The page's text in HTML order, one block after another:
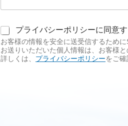
同
意
事
項
プライバシーポリシーに同意す
お客様の情報を安全に送受信するため
お送りいただいた個人情報は、お客様
詳しくは、 プライバシーポリシーをご確